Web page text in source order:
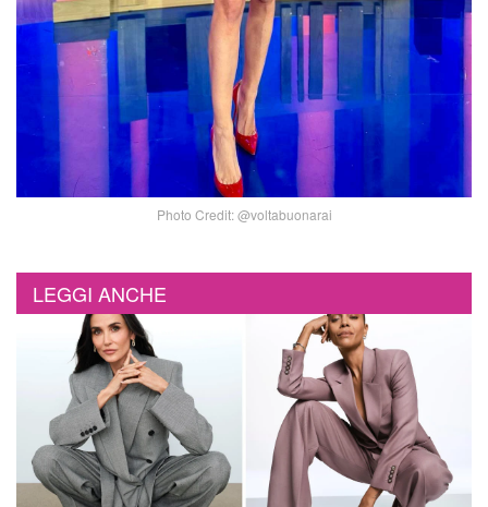
Photo Credit: @voltabuonarai
LEGGI ANCHE